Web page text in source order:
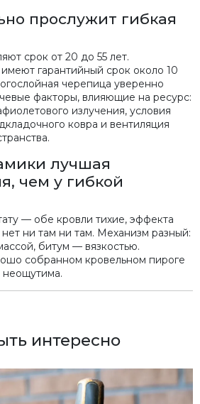
прослужит гибкая
срок от 20 до 55 лет.
гарантийный срок около 10
черепица уверенно
факторы, влияющие на ресурс:
излучения, условия
ковра и вентиляция
лучшая
чем у гибкой
— обе кровли тихие, эффекта
ни там ни там. Механизм разный:
битум — вязкостью.
собранном кровельном пироге
неощутима.
интересно